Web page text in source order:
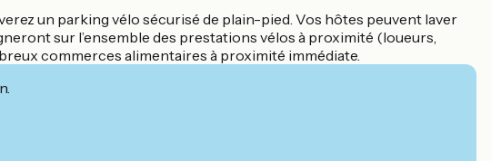
un parking vélo sécurisé de plain-pied. Vos hôtes peuvent laver
sur l’ensemble des prestations vélos à proximité (loueurs,
commerces alimentaires à proximité immédiate.